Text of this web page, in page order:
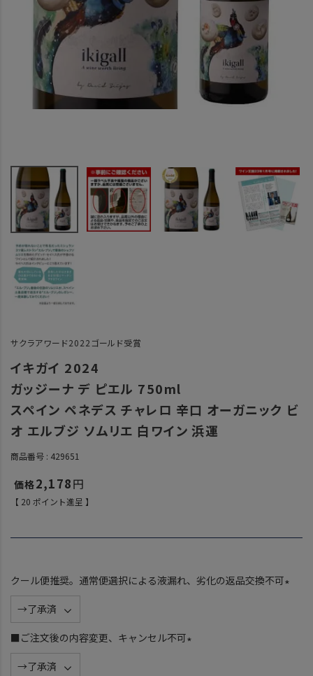
サクラアワード2022ゴールド受賞
イキガイ 2024
ガッジーナ デ ピエル 750ml
スペイン ペネデス チャレロ 辛口 オーガニック ビ
オ エルブジ ソムリエ 白ワイン 浜運
商品番号 429651
2,178
【 20 ポイント進呈 】
クール便推奨。通常便選択による液漏れ、劣化の返品交換不可
■ご注文後の内容変更、キャンセル不可